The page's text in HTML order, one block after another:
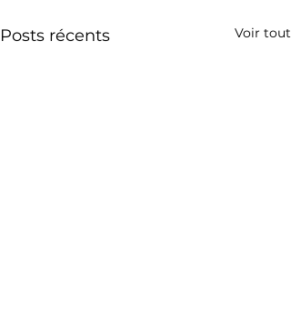
Posts récents Voir tout